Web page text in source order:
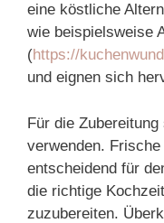
eine köstliche
wie beispielsweise
(https://
und eignen sich
Für die
verwenden.
entscheidend für
die richtige
zuzubereiten.